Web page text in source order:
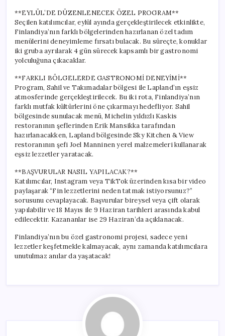
**EYLÜL’DE DÜZENLENECEK ÖZEL PROGRAM**
Seçilen katılımcılar, eylül ayında gerçekleştirilecek etkinlikte,
Finlandiya’nın farklı bölgelerinden hazırlanan özel tadım
menülerini deneyimleme fırsatı bulacak. Bu süreçte, konuklar
iki gruba ayrılarak 4 gün sürecek kapsamlı bir gastronomi
yolculuğuna çıkacaklar.
**FARKLI BÖLGELERDE GASTRONOMİ DENEYİMİ**
Program, Sahil ve Takımadalar bölgesi ile Lapland’ın eşsiz
atmosferinde gerçekleştirilecek. Bu iki rota, Finlandiya’nın
farklı mutfak kültürlerini öne çıkarmayı hedefliyor. Sahil
bölgesinde sunulacak menü, Michelin yıldızlı Kaskis
restoranının şeflerinden Erik Mansikka tarafından
hazırlanacakken, Lapland bölgesinde Sky Kitchen & View
restoranının şefi Joel Manninen yerel malzemeleri kullanarak
eşsiz lezzetler yaratacak.
**BAŞVURULAR NASIL YAPILACAK?**
Katılımcılar, Instagram veya TikTok üzerinden kısa bir video
paylaşarak “Fin lezzetlerini neden tatmak istiyorsunuz?”
sorusunu cevaplayacak. Başvurular bireysel veya çift olarak
yapılabilir ve 18 Mayıs ile 9 Haziran tarihleri arasında kabul
edilecektir. Kazananlar ise 29 Haziran’da açıklanacak.
Finlandiya’nın bu özel gastronomi projesi, sadece yeni
lezzetler keşfetmekle kalmayacak, aynı zamanda katılımcılara
unutulmaz anılar da yaşatacak!